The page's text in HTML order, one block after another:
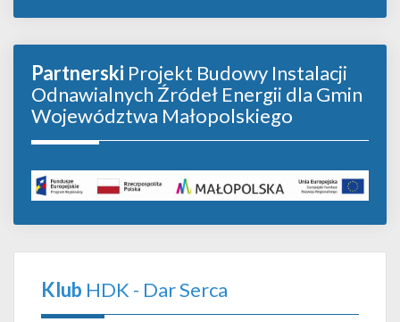
Partnerski Projekt Budowy Instalacji
Odnawialnych Źródeł Energii dla Gmin
Województwa Małopolskiego
Klub HDK - Dar Serca